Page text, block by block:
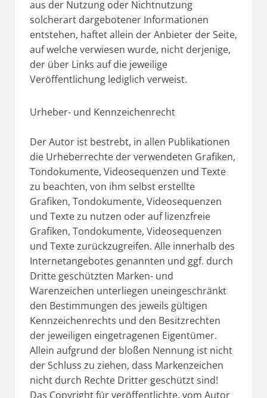
aus der Nutzung oder Nichtnutzung
solcherart dargebotener Informationen
entstehen, haftet allein der Anbieter der Seite,
auf welche verwiesen wurde, nicht derjenige,
der über Links auf die jeweilige
Veröffentlichung lediglich verweist.
Urheber- und Kennzeichenrecht
Der Autor ist bestrebt, in allen Publikationen
die Urheberrechte der verwendeten Grafiken,
Tondokumente, Videosequenzen und Texte
zu beachten, von ihm selbst erstellte
Grafiken, Tondokumente, Videosequenzen
und Texte zu nutzen oder auf lizenzfreie
Grafiken, Tondokumente, Videosequenzen
und Texte zurückzugreifen. Alle innerhalb des
Internetangebotes genannten und ggf. durch
Dritte geschützten Marken- und
Warenzeichen unterliegen uneingeschränkt
den Bestimmungen des jeweils gültigen
Kennzeichenrechts und den Besitzrechten
der jeweiligen eingetragenen Eigentümer.
Allein aufgrund der bloßen Nennung ist nicht
der Schluss zu ziehen, dass Markenzeichen
nicht durch Rechte Dritter geschützt sind!
Das Copyright für veröffentlichte, vom Autor